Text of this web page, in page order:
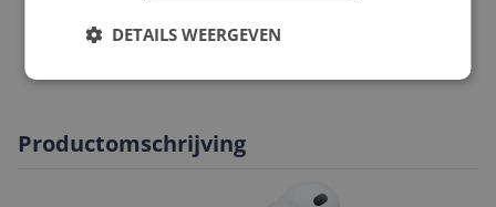
Productomschrijving
DETAILS WEERGEVEN